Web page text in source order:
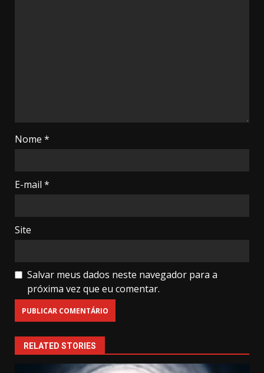
Nome *
E-mail *
Site
Salvar meus dados neste navegador para a
próxima vez que eu comentar.
RELATED STORIES